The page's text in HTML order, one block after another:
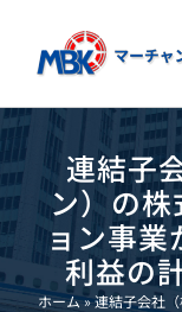
content
連結子
ン）の株
ョン事業
利益の
ホーム»連結子会社